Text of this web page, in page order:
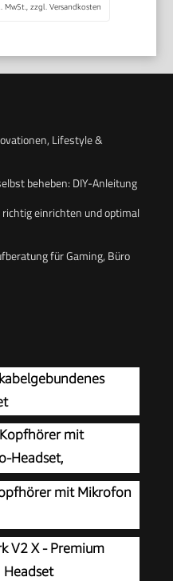
MwSt., zzgl. Versandkosten
Lifestyle &
beheben: DIY-Anleitung
richtig einrichten und optimal
für Gaming, Büro
mit
Headset,
mit
Kopfbügel,
mit zwei 3,5mm
mit Mikrofon
V2 X - Premium
Headset